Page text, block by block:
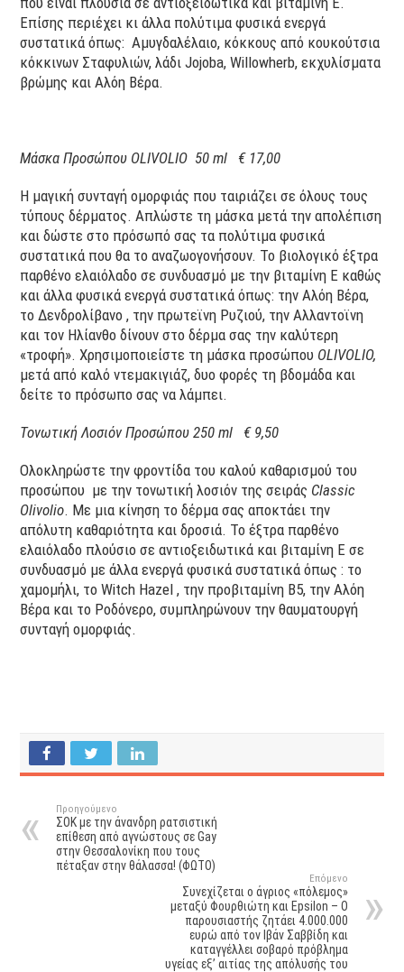
Επίσης περιέχει κι άλλα πολύτιμα φυσικά ενεργά
συστατικά όπως: Αμυγδαλέλαιο, κόκκους από κουκούτσια
κόκκινων Σταφυλιών, λάδι Jojoba, Willowherb, εκχυλίσματα
βρώμης και Αλόη Βέρα.
Μάσκα Προσώπου OLIVOLIO 50ml € 17,00
H μαγική συνταγή ομορφιάς που ταιριάζει σε όλους τους
τύπους δέρματος. Απλώστε τη μάσκα μετά την απολέπιση
και δώστε στο πρόσωπό σας τα πολύτιμα φυσικά
συστατικά που θα το αναζωογονήσουν. Το βιολογικό έξτρα
παρθένο ελαιόλαδο σε συνδυασμό με την βιταμίνη Ε καθώς
και άλλα φυσικά ενεργά συστατικά όπως: την Αλόη Βέρα,
το Δενδρολίβανο , την πρωτεϊνη Ρυζιού, την Αλλαντοϊνη
και τον Ηλίανθο δίνουν στο δέρμα σας την καλύτερη
«τροφή». Χρησιμοποιείστε τη μάσκα προσώπου OLIVOLIO,
μετά από καλό ντεμακιγιάζ, δυο φορές τη βδομάδα και
δείτε το πρόσωπο σας να λάμπει.
Τονωτική Λοσιόν Προσώπου 250 ml € 9,50
Ολοκληρώστε την φροντίδα του καλού καθαρισμού του
προσώπου με την τονωτική λοσιόν της σειράς Classic
Olivolio. Με μια κίνηση το δέρμα σας αποκτάει την
απόλυτη καθαριότητα και δροσιά. To έξτρα παρθένο
ελαιόλαδο πλούσιο σε αντιοξειδωτικά και βιταμίνη Ε σε
συνδυασμό με άλλα ενεργά φυσικά συστατικά όπως : το
χαμομήλι, το Witch Hazel , την προβιταμίνη B5, την Αλόη
Βέρα και το Ροδόνερο, συμπληρώνουν την θαυματουργή
συνταγή ομορφιάς.
Προηγούμενο
ΣΟΚ με την άνανδρη ρατσιστική
επίθεση από αγνώστους σε Gay
στην Θεσσαλονίκη που τους
πέταξαν στην θάλασσα! (ΦΩΤΟ)
Επόμενο
Συνεχίζεται ο άγριος «πόλεμος»
μεταξύ Φουρθιώτη και Epsilon – Ο
παρουσιαστής ζητάει 4.000.000
ευρώ από τον Ιβάν Σαββίδη και
καταγγέλλει σοβαρό πρόβλημα
υγείας εξ’ αιτίας της απόλυσής του